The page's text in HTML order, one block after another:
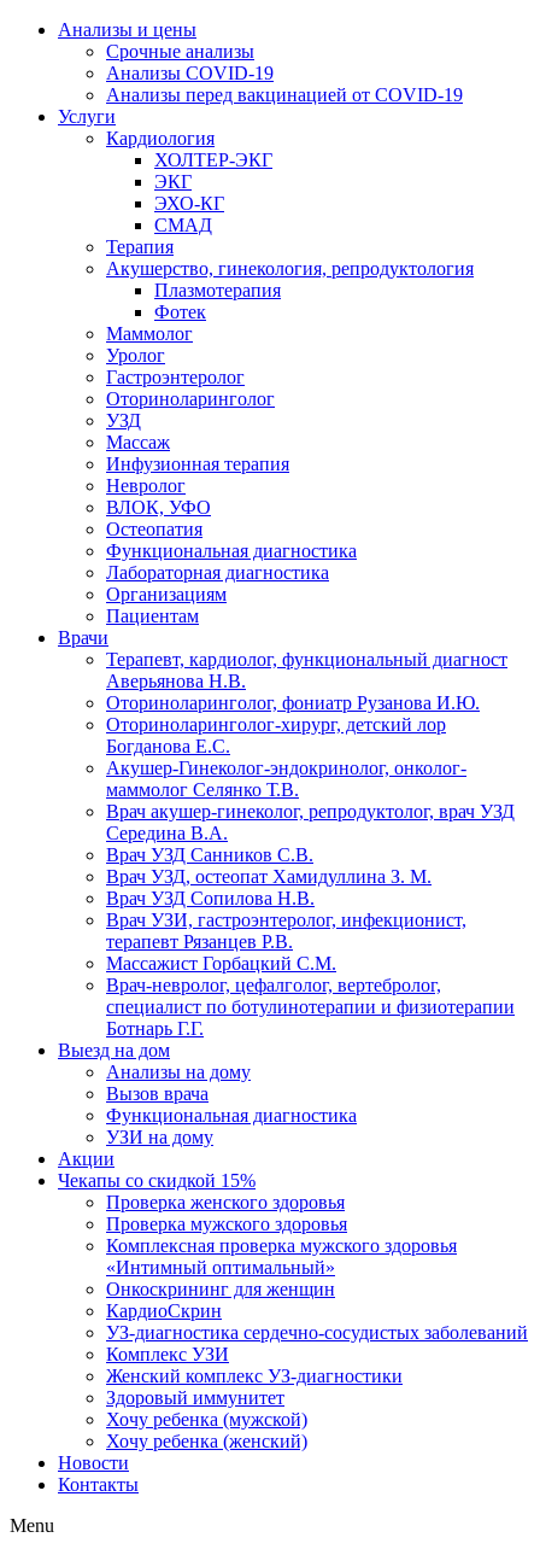
Анализы и цены
Срочные анализы
Анализы COVID-19
Анализы перед вакцинацией от COVID-19
Услуги
Кардиология
ХОЛТЕР-ЭКГ
ЭКГ
ЭХО-КГ
СМАД
Терапия
Акушерство, гинекология, репродуктология
Плазмотерапия
Фотек
Маммолог
Уролог
Гастроэнтеролог
Оториноларинголог
УЗД
Массаж
Инфузионная терапия
Невролог
ВЛОК, УФО
Остеопатия
Функциональная диагностика
Лабораторная диагностика
Организациям
Пациентам
Врачи
Терапевт, кардиолог, функциональный диагност
Аверьянова Н.В.
Оториноларинголог, фониатр Рузанова И.Ю.
Оториноларинголог-хирург, детский лор
Богданова Е.С.
Акушер-Гинеколог-эндокринолог, онколог-
маммолог Селянко Т.В.
Врач акушер-гинеколог, репродуктолог, врач УЗД
Середина В.А.
Врач УЗД Санников С.В.
Врач УЗД, остеопат Хамидуллина З. М.
Врач УЗД Сопилова Н.В.
Врач УЗИ, гастроэнтеролог, инфекционист,
терапевт Рязанцев Р.В.
Массажист Горбацкий С.М.
Врач-невролог, цефалголог, вертебролог,
специалист по ботулинотерапии и физиотерапии
Ботнарь Г.Г.
Выезд на дом
Анализы на дому
Вызов врача
Функциональная диагностика
УЗИ на дому
Акции
Чекапы со скидкой 15%
Проверка женского здоровья
Проверка мужского здоровья
Комплексная проверка мужского здоровья
«Интимный оптимальный»
Онкоcкрининг для женщин
КардиоСкрин
УЗ-диагностика сердечно-сосудистых заболеваний
Комплекс УЗИ
Женский комплекс УЗ-диагностики
Здоровый иммунитет
Хочу ребенка (мужской)
Хочу ребенка (женский)
Новости
Контакты
Menu